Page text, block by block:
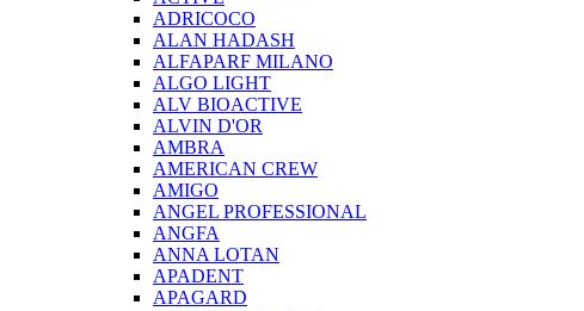
ADRICOCO
ALAN HADASH
ALFAPARF MILANO
ALGO LIGHT
ALV BIOACTIVE
ALVIN D'OR
AMBRA
AMERICAN CREW
AMIGO
ANGEL PROFESSIONAL
ANGFA
ANNA LOTAN
APADENT
APAGARD